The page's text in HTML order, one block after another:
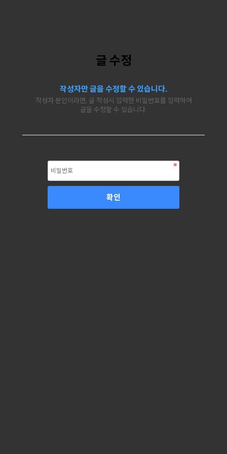
글 수정
작성자만 글을 수정할 수 있습니다.
작성자 본인이라면, 글 작성시 입력한 비밀번호를 입력하여
글을 수정할 수 있습니다.